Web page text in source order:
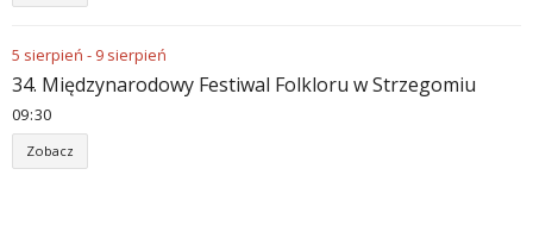
5 sierpień - 9 sierpień
34. Międzynarodowy Festiwal Folkloru w Strzegomiu
09 30
Zobacz